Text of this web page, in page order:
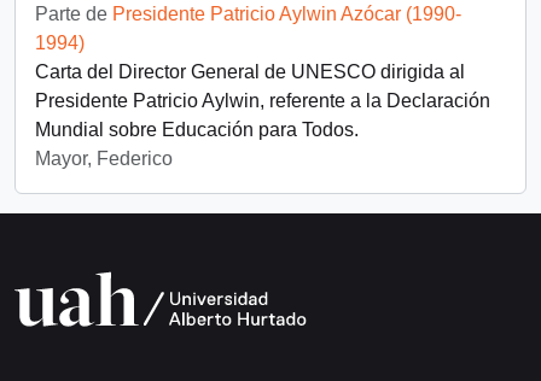
Parte de Presidente Patricio Aylwin Azócar (1990-
1994)
Carta del Director General de UNESCO dirigida al
Presidente Patricio Aylwin, referente a la Declaración
Mundial sobre Educación para Todos.
Mayor, Federico